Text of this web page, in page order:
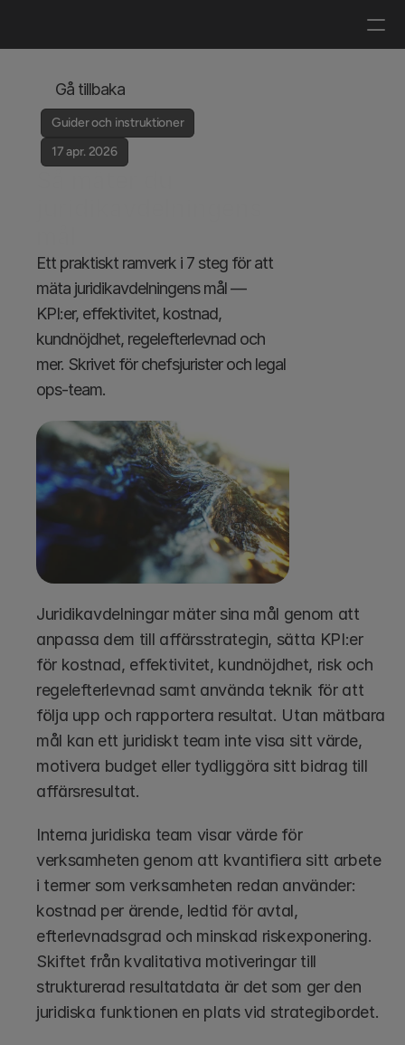
Gå tillbaka
Guider och instruktioner
17 apr. 2026
Ett praktiskt ramverk i 7 steg för att
mäta juridikavdelningens mål —
KPI:er, effektivitet, kostnad,
kundnöjdhet, regelefterlevnad och
mer. Skrivet för chefsjurister och legal
ops-team.
Juridikavdelningar mäter sina mål genom att
anpassa dem till affärsstrategin, sätta KPI:er
för kostnad, effektivitet, kundnöjdhet, risk och
regelefterlevnad samt använda teknik för att
följa upp och rapportera resultat. Utan mätbara
mål kan ett juridiskt team inte visa sitt värde,
motivera budget eller tydliggöra sitt bidrag till
affärsresultat.
Interna juridiska team visar värde för
verksamheten genom att kvantifiera sitt arbete
i termer som verksamheten redan använder:
kostnad per ärende, ledtid för avtal,
efterlevnadsgrad och minskad riskexponering.
Skiftet från kvalitativa motiveringar till
strukturerad resultatdata är det som ger den
juridiska funktionen en plats vid strategibordet.